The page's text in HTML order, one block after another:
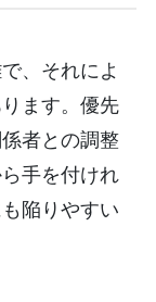
、それによ
ます。優先
者との調整
手を付けれ
陥りやすい